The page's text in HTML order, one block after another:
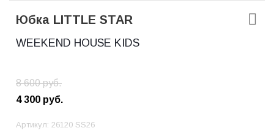
Юбка LITTLE STAR
WEEKEND HOUSE KIDS
8 600руб.
4 300 руб.
Артикул: 26120 SS26